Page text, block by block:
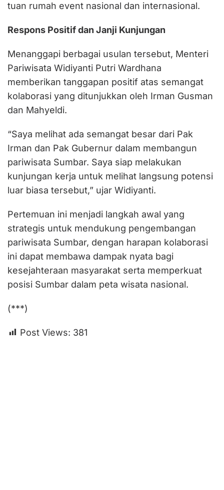
tuan rumah event nasional dan internasional.
Respons Positif dan Janji Kunjungan
Menanggapi berbagai usulan tersebut, Menteri
Pariwisata Widiyanti Putri Wardhana
memberikan tanggapan positif atas semangat
kolaborasi yang ditunjukkan oleh Irman Gusman
dan Mahyeldi.
“Saya melihat ada semangat besar dari Pak
Irman dan Pak Gubernur dalam membangun
pariwisata Sumbar. Saya siap melakukan
kunjungan kerja untuk melihat langsung potensi
luar biasa tersebut,” ujar Widiyanti.
Pertemuan ini menjadi langkah awal yang
strategis untuk mendukung pengembangan
pariwisata Sumbar, dengan harapan kolaborasi
ini dapat membawa dampak nyata bagi
kesejahteraan masyarakat serta memperkuat
posisi Sumbar dalam peta wisata nasional.
(***)
Post Views: 381